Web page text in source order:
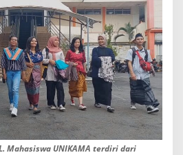
Mahasiswa UNIKAMA terdiri dari